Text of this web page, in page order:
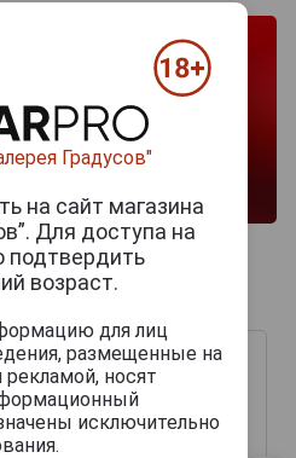
DON DUARTE
Градусов"
на сайт магазина
Для доступа на
подтвердить
возраст.
для лиц
размещенные на
рекламой, носят
исключительно